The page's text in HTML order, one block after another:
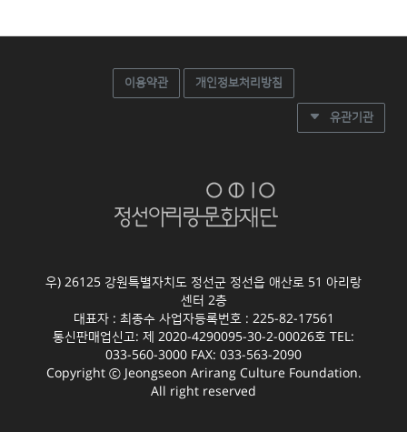
이용약관 개인정보처리방침
유관기관
우) 26125 강원특별자치도 정선군 정선읍 애산로 51 아리랑
센터 2층
대표자 : 최종수 사업자등록번호 : 225-82-17561
통신판매업신고: 제 2020-4290095-30-2-00026호 TEL:
033-560-3000 FAX: 033-563-2090
Copyright ⓒ Jeongseon Arirang Culture Foundation.
All right reserved